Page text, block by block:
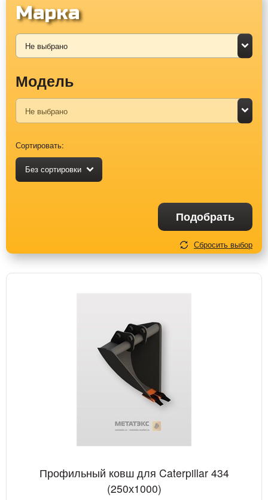
Марка
Модель
Сортировать:
Без сортировки
Подобрать
Сбросить выбор
Профильный ковш для Caterpillar 434
(250х1000)